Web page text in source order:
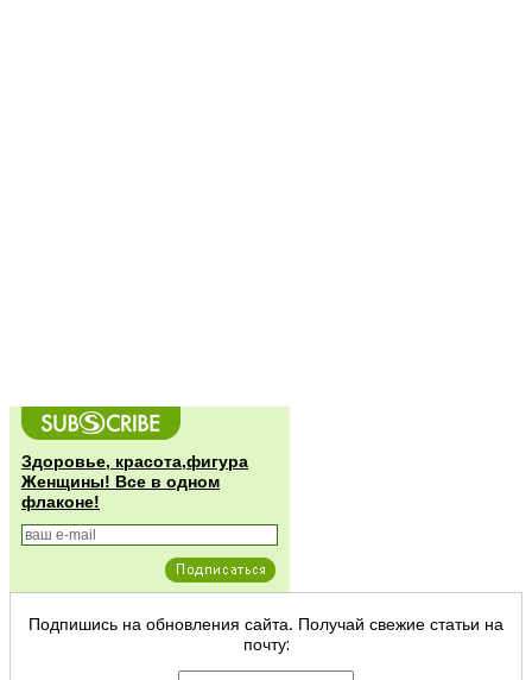
Здоровье, красота,фигура
Женщины! Все в одном
флаконе!
Подпишись на обновления сайта. Получай свежие статьи на
почту: